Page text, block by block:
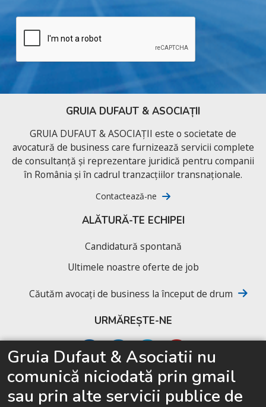
GRUIA DUFAUT & ASOCIAȚII
GRUIA DUFAUT & ASOCIAȚII este o societate de
avocatură de business care furnizează servicii complete
de consultanță și reprezentare juridică pentru companii
în România și în cadrul tranzacțiilor transnaționale.
Contactează-ne
SITEMAP
Acasă
ALĂTURĂ-TE ECHIPEI
Candidatură spontană
Ultimele noastre oferte de job
Căutăm avocați de business la început de drum
URMĂREȘTE-NE
Gruia Dufaut & Asociatii nu
comunică niciodată prin gmail
sau prin alte servicii publice de